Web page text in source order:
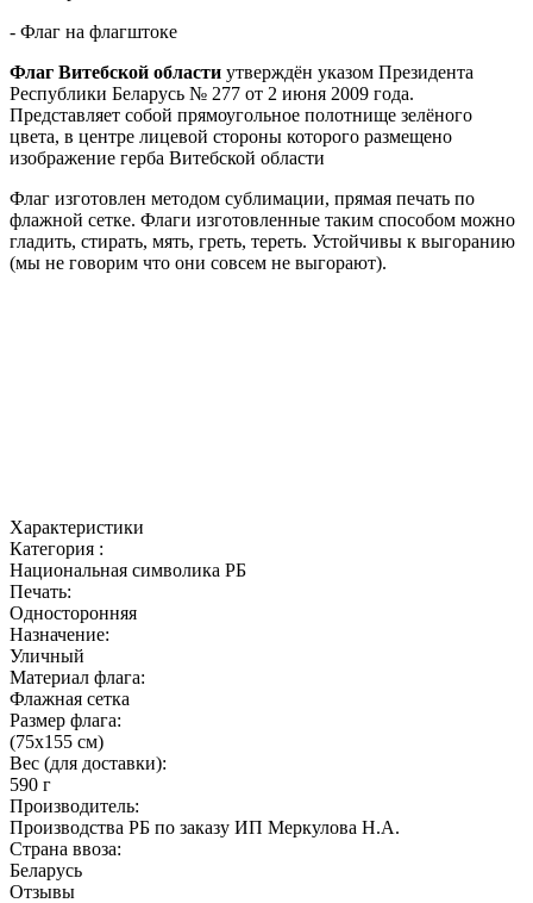
- Флаг на флагштоке
Флаг Витебской области утверждён указом Президента
Республики Беларусь № 277 от 2 июня 2009 года.
Представляет собой прямоугольное полотнище зелёного
цвета, в центре лицевой стороны которого размещено
изображение герба Витебской области
Флаг изготовлен методом сублимации, прямая печать по
флажной сетке. Флаги изготовленные таким способом можно
гладить, стирать, мять, греть, тереть. Устойчивы к выгоранию
(мы не говорим что они совсем не выгорают).
Характеристики
Категория :
Национальная символика РБ
Печать:
Односторонняя
Назначение:
Уличный
Материал флага:
Флажная сетка
Размер флага:
(75х155 см)
Вес (для доставки):
590 г
Производитель:
Производства РБ по заказу ИП Меркулова Н.А.
Страна ввоза:
Беларусь
Отзывы